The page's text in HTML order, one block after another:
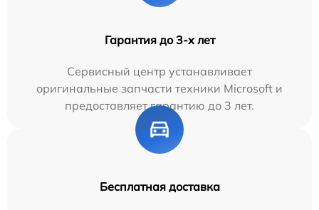
Гарантия до 3-х лет
Сервисный центр устанавливает
оригинальные запчасти техники Microsoft и
предоставляет гарантию до 3 лет.
Бесплатная доставка